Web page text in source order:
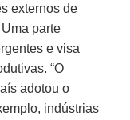
externos de
parte
e visa
“O
adotou o
indústrias